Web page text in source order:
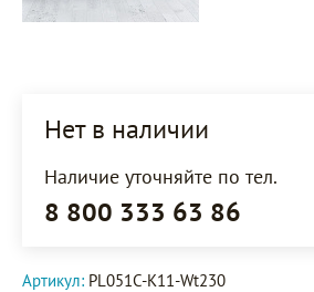
Нет в наличии
Наличие уточняйте по тел.
8 800 333 63 86
Артикул: PL051C-K11-Wt230